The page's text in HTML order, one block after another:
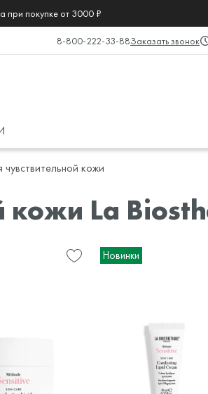
при покупке от 3000 ₽
8-800-222-33-88Заказать звонок
кожи
кожи La
Новинки